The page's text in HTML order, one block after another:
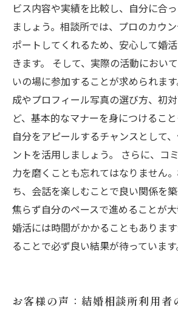
ビス内容や実績を比較し、自分に合
ましょう。相談所では、プロのカウ
ポートしてくれるため、安心して婚
きます。 そして、実際の活動におい
いの場に参加することが求められま
成やプロフィール写真の選び方、初
ど、基本的なマナーを身につけること
自分をアピールするチャンスとして
ントを活用しましょう。 さらに、コ
力を磨くことも忘れてはなりません
ち、会話を楽しむことで良い関係を築
焦らず自分のペースで進めることが
婚活には時間がかかることもありま
ることで必ず良い結果が待っています
お客様の声：結婚相談所利用者